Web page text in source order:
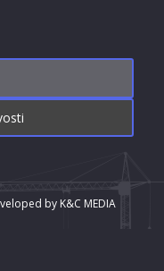
by K&C MEDIA